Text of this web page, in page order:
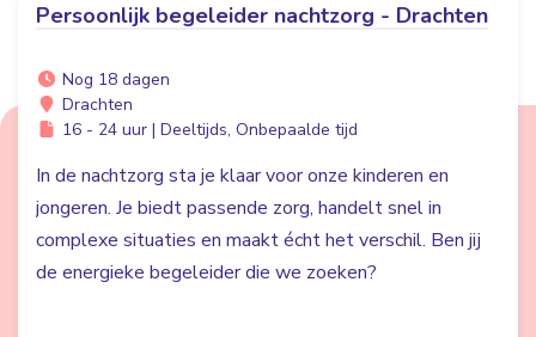
Persoonlijk begeleider nachtzorg - Drachten
Nog 18 dagen
Drachten
16 - 24 uur | Deeltijds, Onbepaalde tijd
In de nachtzorg sta je klaar voor onze kinderen en
jongeren. Je biedt passende zorg, handelt snel in
complexe situaties en maakt écht het verschil. Ben jij
de energieke begeleider die we zoeken?